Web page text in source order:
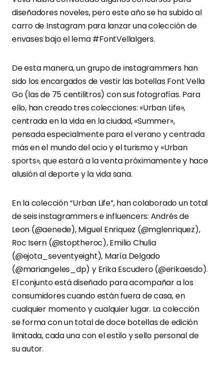
diseñadores noveles, pero este año se ha subido al
carro de Instagram para lanzar una colección de
envases bajo el lema #FontVellaIgers.
De esta manera, un grupo de instagrammers han
sido los encargados de vestir las botellas Font Vella
Go (las de 75 centilitros) con sus fotografías. Para
ello, han creado tres colecciones: «Urban Life»,
centrada en la vida en la ciudad, «Summer»,
pensada especialmente para el verano y centrada
más en el mundo del ocio y el turismo y «Urban
sports», que estará a la venta próximamente y hace
alusión al deporte y la vida sana.
En la colección “Urban Life”, han colaborado un total
de seis instagrammers e influencers: Andrés de
Leon (@aenede), Miguel Enriquez (@mglenriquez),
Roc Isern (@stoptheroc), Emilio Chulia
(@ejota_seventyeight), María Delgado
(@mariangeles_dp) y Erika Escudero (@erikaesdo).
El conjunto está diseñado para acompañar a los
consumidores cuando están fuera de casa, en
cualquier momento y cualquier lugar. La colección
se forma con un total de doce botellas de edición
limitada, cada una con el estilo y sello personal de
su autor.